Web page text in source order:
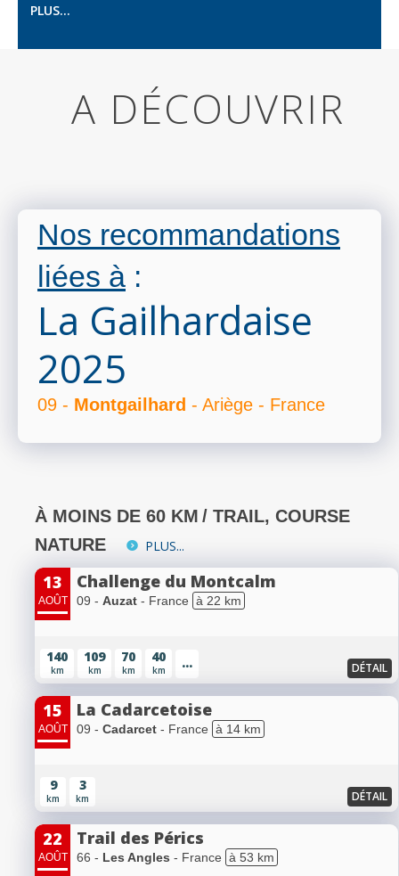
PLUS...
A DÉCOUVRIR
Nos recommandations
liées à :
La Gailhardaise
2025
09 - Montgailhard - Ariège - France
À MOINS DE 60 KM / TRAIL, COURSE
NATURE
PLUS...
13
AOÛT
Challenge du Montcalm
09 - Auzat - France à 22 km
140
km
109
km
70
km
40
km ... DÉTAIL
15
AOÛT
La Cadarcetoise
09 - Cadarcet - France à 14 km
9
km
3
km DÉTAIL
22
AOÛT
Trail des Pérics
66 - Les Angles - France à 53 km